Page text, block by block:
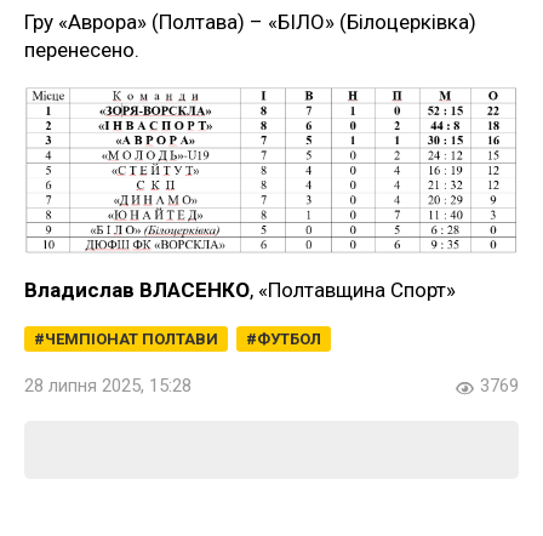
Гру «Аврора» (Полтава) – «БІЛО» (Білоцерківка)
перенесено.
Владислав ВЛАСЕНКО, «Полтавщина Спорт»
ЧЕМПІОНАТ ПОЛТАВИ ФУТБОЛ
28 липня 2025, 15:28 3769